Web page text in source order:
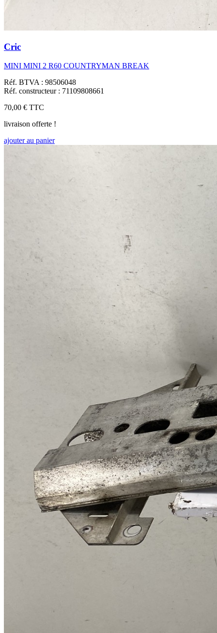
Cric
MINI MINI 2 R60 COUNTRYMAN BREAK
Réf. BTVA : 98506048
Réf. constructeur : 71109808661
70,00 € TTC
livraison offerte !
ajouter au panier